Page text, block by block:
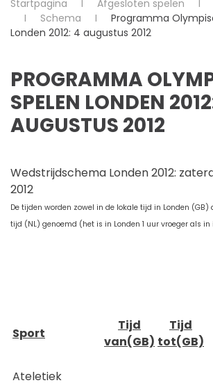
Startpagina Afgesloten spelen
Schema
Programma
Londen 2012: 4 augustus 2012
PROGRAMMA
SPELEN LONDEN
AUGUSTUS 2012
Wedstrijdschema Londen 2012:
2012
De tijden worden zowel in de lokale tijd in Londen (GB)
tijd (NL) genoemd (het is in Londen 1 uur vroeger als in
Sport
Tijd
van(GB)
Tijd
tot(GB)
Ateletiek